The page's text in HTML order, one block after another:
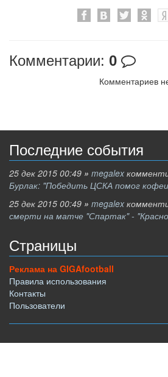
Комментарии: 0
Комментариев
Последние события
25 дек 2015 00:49 » megalex
Бурлак: "Победить ЦСКА помог
25 дек 2015 00:49 » megalex
смерти на матче "Спартак" -
Страницы
Реклама на GIGAfootball
Правила использования
Контакты
Пользователи